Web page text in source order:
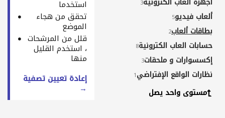
3
ألعاب فيديو5
بطاقات ألعاب2
حسابات العاب الكترونية8
إكسسوارات و ملحقات3
نظارات الواقع الإفتراضي1
مستوى واحد يصل
استخدما
تحقق من هجاء
الموضع
قلل من المرشحات
، استخدم القليل
منها
إعادة تعيين تصفية
→